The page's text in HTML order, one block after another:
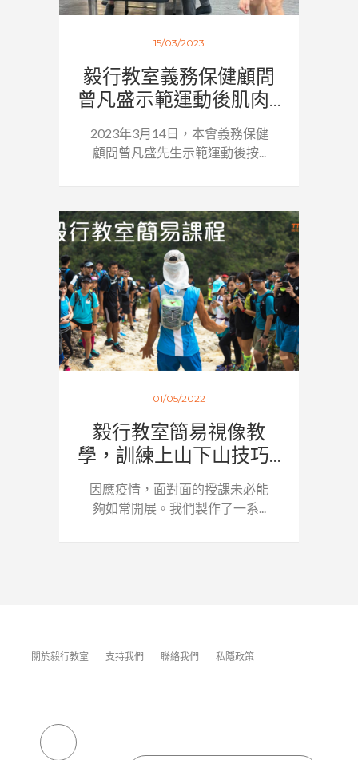
15/03/2023
毅行教室義務保健顧問
曾凡盛示範運動後肌肉...
2023年3月14日，本會義務保健
顧問曾凡盛先生示範運動後按...
01/05/2022
毅行教室簡易視像教
學，訓練上山下山技巧...
因應疫情，面對面的授課未必能
夠如常開展。我們製作了一系...
關於毅行教室 支持我們 聯絡我們 私隱政策